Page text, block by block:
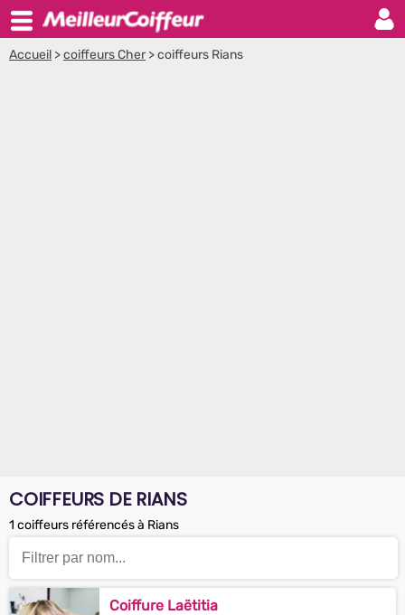
Accueil >coiffeurs Cher >coiffeurs Rians
COIFFEURS DE RIANS
1 coiffeurs référencés à Rians
Coiffure Laëtitia